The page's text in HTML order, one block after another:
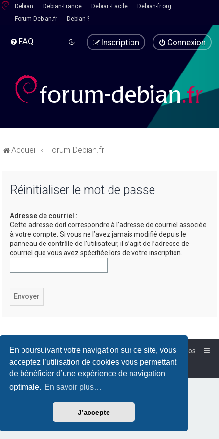
En poursuivant votre navigation sur ce site, vous
acceptez l’utilisation de cookies vous permettant
de bénéficier d’une expérience de navigation
optimale. En savoir plus…
J’accepte
Debian Debian-France Debian-Facile
Debian-fr.org
Forum-Debian.fr
Debian ?
FAQ Connexion
Inscription
Accueil Forum-Debian.fr
Réinitialiser le mot de passe
Adresse de courriel :
Cette adresse doit correspondre à l’adresse de courriel associée
à votre compte. Si vous ne l’avez jamais modifié depuis le
panneau de contrôle de l’utilisateur, il s’agit de l’adresse de
courriel que vous avez spécifiée lors de votre inscription.
Accueil Forum-Debian.fr
À propos
Powered byphpBB™
Traduction française officielle© Qiaeru